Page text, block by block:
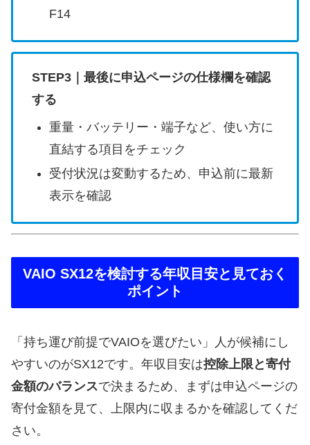
F14
STEP3｜最後に申込ページの仕様欄を確認
する
重量・バッテリー・端子など、使い方に
直結する項目をチェック
受付状況は変動するため、申込前に最新
表示を確認
VAIO SX12を検討する年収目安と見ておく
ポイント
「持ち運び前提でVAIOを選びたい」人が候補にし
やすいのがSX12です。年収目安は控除上限と寄付
金額のバランスで決まるため、まずは申込ページの
寄付金額を見て、上限内に収まるかを確認してくだ
さい。